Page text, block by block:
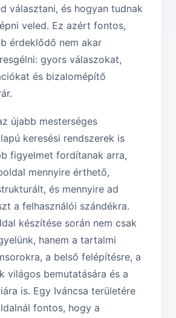
választani, és hogyan tudnak
veled. Ez azért fontos,
érdeklődő nem akar
gyors válaszokat,
és bizalomépítő
újabb mesterséges
keresési rendszerek is
figyelmet fordítanak arra,
mennyire érthető,
és mennyire ad
a felhasználói szándékra.
készítése során nem csak
hanem a tartalmi
a belső felépítésre, a
világos bemutatására és a
is. Egy Iváncsa területére
fontos, hogy a